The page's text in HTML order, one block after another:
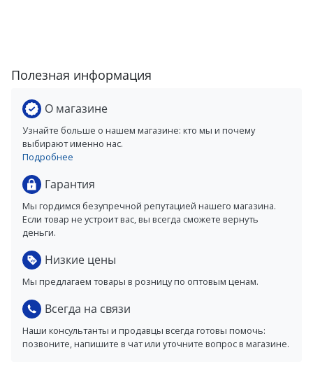
Полезная информация
О магазине
Узнайте больше о нашем магазине: кто мы и почему
выбирают именно нас.
Подробнее
Гарантия
Мы гордимся безупречной репутацией нашего магазина.
Если товар не устроит вас, вы всегда сможете вернуть
деньги.
Низкие цены
Мы предлагаем товары в розницу по оптовым ценам.
Всегда на связи
Наши консультанты и продавцы всегда готовы помочь:
позвоните, напишите в чат или уточните вопрос в магазине.